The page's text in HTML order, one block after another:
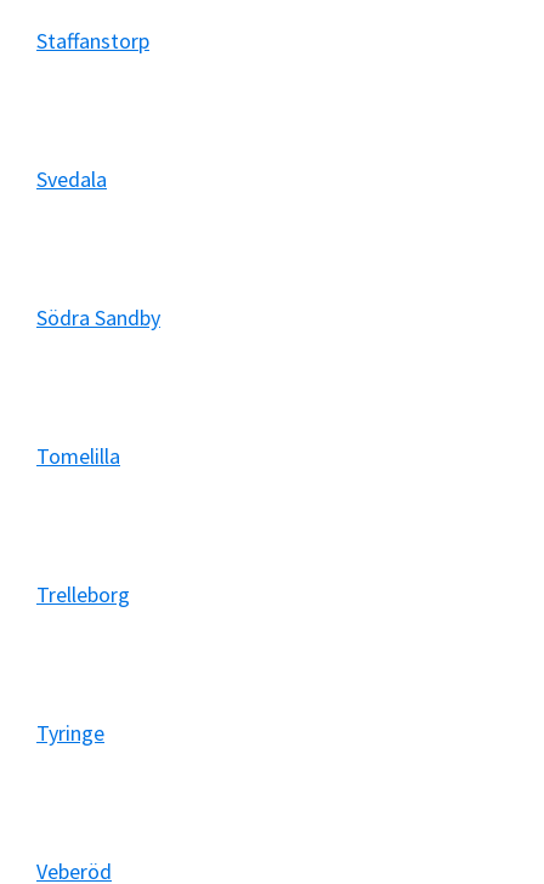
Staffanstorp
Svedala
Södra Sandby
Tomelilla
Trelleborg
Tyringe
Veberöd